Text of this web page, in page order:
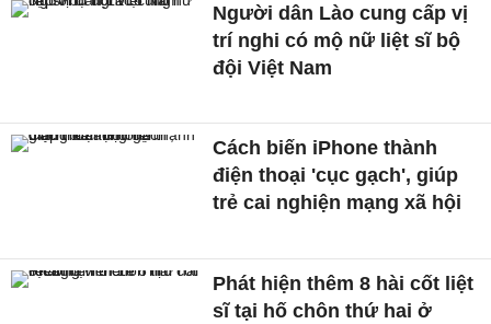
Người dân Lào cung cấp vị
trí nghi có mộ nữ liệt sĩ bộ
đội Việt Nam
Cách biến iPhone thành
điện thoại 'cục gạch', giúp
trẻ cai nghiện mạng xã hội
Phát hiện thêm 8 hài cốt liệt
sĩ tại hố chôn thứ hai ở